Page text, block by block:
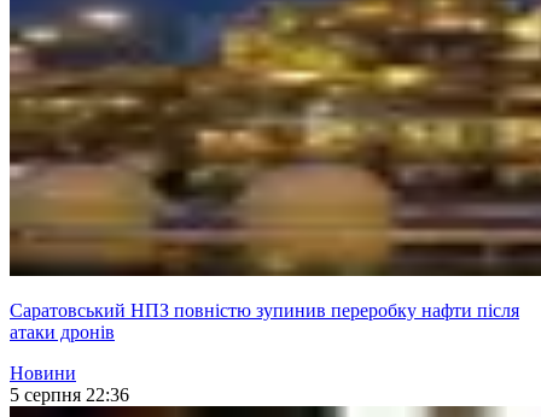
Саратовський НПЗ повністю зупинив переробку нафти після
атаки дронів
Новини
5 серпня 22:36